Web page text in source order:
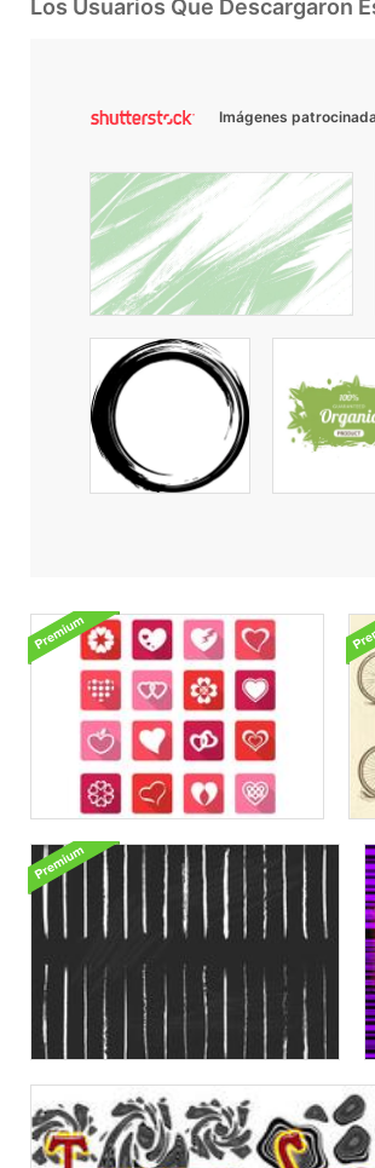
Los Usuarios Que Descargaron
Imágenes